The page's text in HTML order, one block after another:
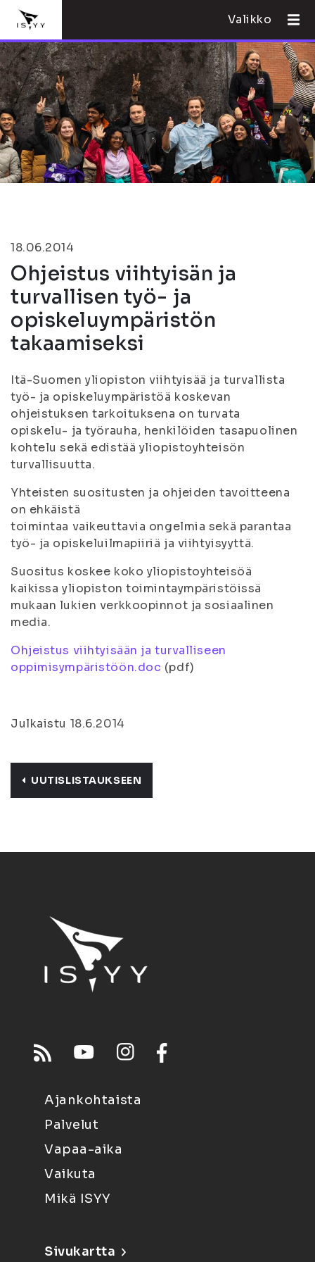
Valikko
18.06.2014
Ohjeistus viihtyisän ja
turvallisen työ- ja
opiskeluympäristön
takaamiseksi
Itä-Suomen yliopiston viihtyisää ja turvallista
työ- ja opiskeluympäristöä koskevan
ohjeistuksen tarkoituksena on turvata
opiskelu- ja työrauha, henkilöiden tasapuolinen
kohtelu sekä edistää yliopistoyhteisön
turvallisuutta.
Yhteisten suositusten ja ohjeiden tavoitteena
on ehkäistä
toimintaa vaikeuttavia ongelmia sekä parantaa
työ- ja opiskeluilmapiiriä ja viihtyisyyttä.
Suositus koskee koko yliopistoyhteisöä
kaikissa yliopiston toimintaympäristöissä
mukaan lukien verkkoopinnot ja sosiaalinen
media.
Ohjeistus viihtyisään ja turvalliseen
oppimisympäristöön.doc (pdf)
Julkaistu 18.6.2014
UUTISLISTAUKSEEN
Ajankohtaista
Palvelut
Vapaa-aika
Vaikuta
Mikä ISYY
Sivukartta